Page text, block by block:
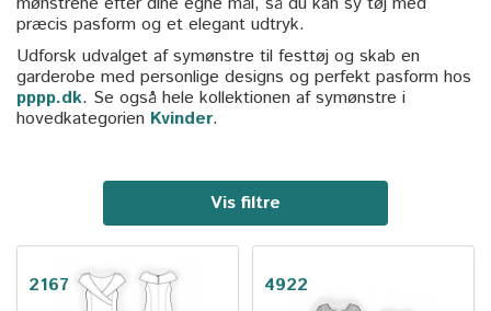
præcis pasform og et elegant udtryk.
Udforsk udvalget af symønstre til festtøj og skab en
garderobe med personlige designs og perfekt pasform hos
pppp.dk. Se også hele kollektionen af symønstre i
hovedkategorien Kvinder.
Vis filtre
2167 4922